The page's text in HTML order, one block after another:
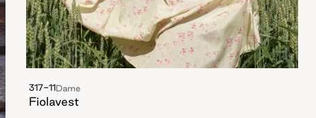
317-11Dame
Fiolavest